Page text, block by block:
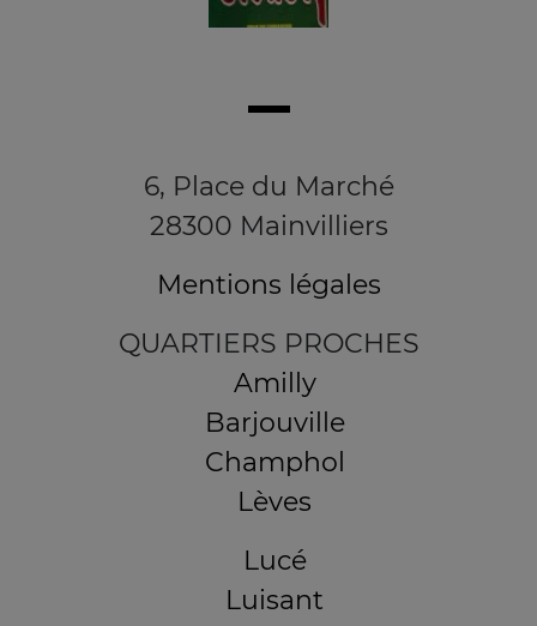
6, Place du Marché
28300 Mainvilliers
Mentions légales
QUARTIERS PROCHES
Amilly
Barjouville
Champhol
Lèves
Lucé
Luisant